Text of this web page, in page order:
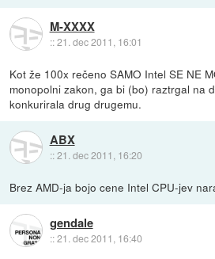
M-XXXX
::21. dec 2011, 16:01
Kot že 100x rečeno SAMO Intel SE NE
monopolni zakon, ga bi (bo) raztrgal na
konkurirala drug drugemu.
ABX
::21. dec 2011, 16:20
Brez AMD-ja bojo cene Intel CPU-jev
gendale
::21. dec 2011, 16:40